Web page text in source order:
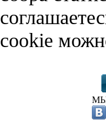
cookie